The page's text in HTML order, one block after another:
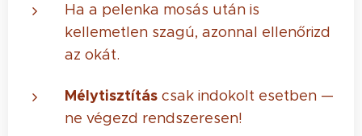
Ha a pelenka mosás után is
kellemetlen szagú, azonnal ellenőrizd
az okát.
Mélytisztítás csak indokolt esetben —
ne végezd rendszeresen!